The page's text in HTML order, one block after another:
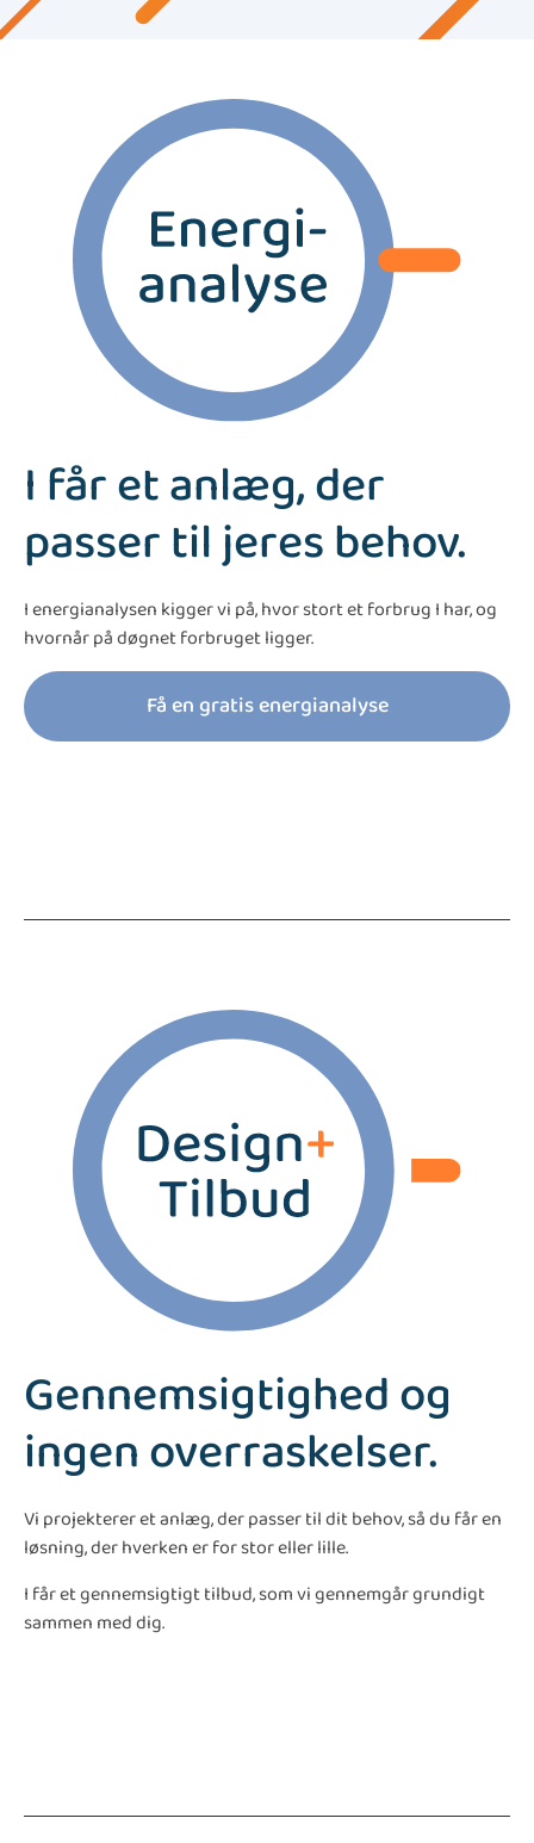
I får et anlæg, der
passer til jeres behov.
I energianalysen kigger vi på, hvor stort et forbrug I har, og
hvornår på døgnet forbruget ligger.
Få en gratis energianalyse
Gennemsigtighed og
ingen overraskelser.
Vi projekterer et anlæg, der passer til dit behov, så du får en
løsning, der hverken er for stor eller lille.
I får et gennemsigtigt tilbud, som vi gennemgår grundigt
sammen med dig.